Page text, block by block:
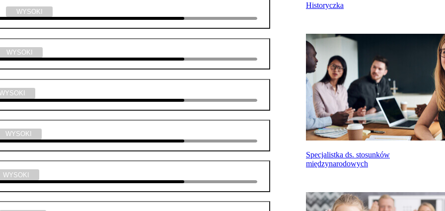
WYSOKI
WYSOKI
WYSOKI
WYSOKI
WYSOKI
Historyczka
Specjalistka ds. stosunków
międzynarodowych